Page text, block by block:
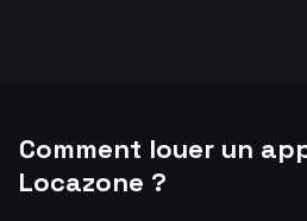
Comment louer un
Locazone ?